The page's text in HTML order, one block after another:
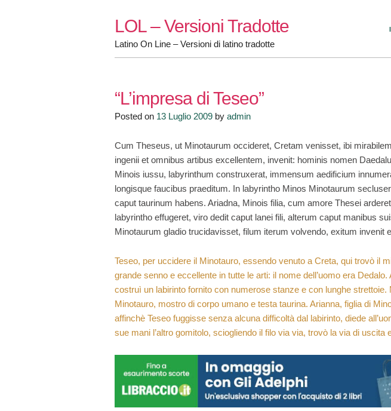
LOL – Versioni Tradotte
Latino On Line – Versioni di latino tradotte
“L’impresa di Teseo”
Posted on 13 Luglio 2009 by admin
Cum Theseus, ut Minotaurum occideret, Cretam venisset, ibi
ingenii et omnibus artibus excellentem, invenit: hominis nomen
Minois iussu, labyrinthum construxerat, immensum aedificium
longisque faucibus praeditum. In labyrintho Minos Minotaurum
caput taurinum habens. Ariadna, Minois filia, cum amore Thesei
labyrintho effugeret, viro dedit caput lanei fili, alterum caput manibus
Minotaurum gladio trucidavisset, filum iterum volvendo, exitum invenit
Teseo, per uccidere il Minotauro, essendo venuto a Creta, qui trovò il
grande senno e eccellente in tutte le arti: il nome dell’uomo era
costruì un labirinto fornito con numerose stanze e con lunghe
Minotauro, mostro di corpo umano e testa taurina. Arianna, figlia di
affinchè Teseo fuggisse senza alcuna difficoltà dal labirinto, diede
sue mani l’altro gomitolo, sciogliendo il filo via via, trovò la via di uscita